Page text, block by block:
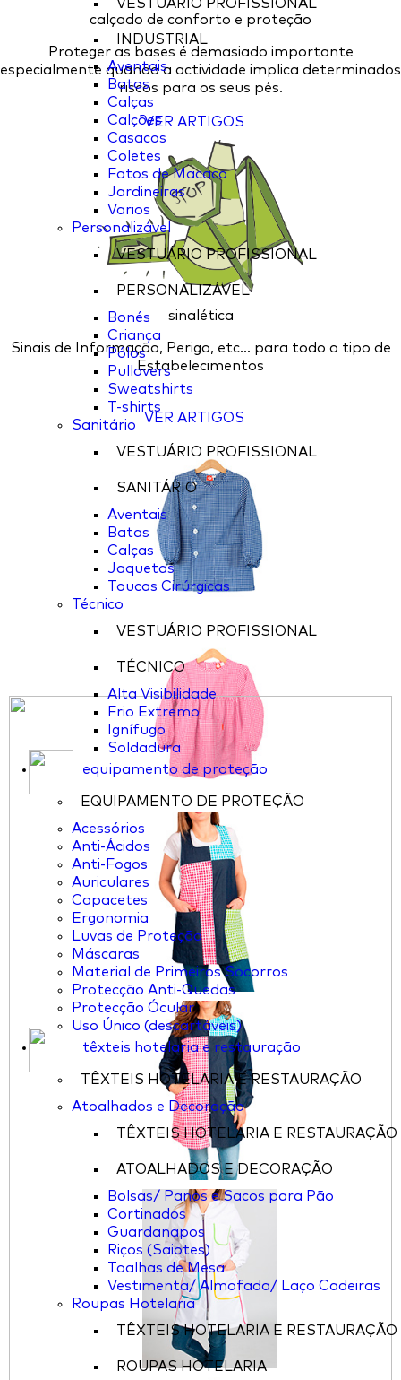
VESTUÁRIO PROFISSIONAL
INDUSTRIAL
Aventais
Batas
Calças
Calções
Casacos
Coletes
Fatos de Macaco
Jardineiras
Varios
Personalizável
VESTUÁRIO PROFISSIONAL
PERSONALIZÁVEL
Bonés
Criança
Pólos
Pullovers
Sweatshirts
T-shirts
Sanitário
VESTUÁRIO PROFISSIONAL
SANITÁRIO
Aventais
Batas
Calças
Jaquetas
Toucas Cirúrgicas
Técnico
VESTUÁRIO PROFISSIONAL
TÉCNICO
Alta Visibilidade
Frio Extremo
Ignífugo
Soldadura
equipamento de proteção
EQUIPAMENTO DE PROTEÇÃO
Acessórios
Anti-Ácidos
Anti-Fogos
Auriculares
Capacetes
Ergonomia
Luvas de Proteção
Máscaras
Material de Primeiros Socorros
Protecção Anti-Quedas
Protecção Ócular
Uso Único (descartáveis)
têxteis hotelaria e restauração
TÊXTEIS HOTELARIA E RESTAURAÇÃO
Atoalhados e Decoração
TÊXTEIS HOTELARIA E RESTAURAÇÃO
ATOALHADOS E DECORAÇÃO
Bolsas/ Panos e Sacos para Pão
Cortinados
Guardanapos
Riços (Saiotes)
Toalhas de Mesa
Vestimenta/ Almofada/ Laço Cadeiras
Roupas Hotelaria
TÊXTEIS HOTELARIA E RESTAURAÇÃO
ROUPAS HOTELARIA
calçado de conforto e proteção
Proteger as bases é demasiado importante
especialmente quando a actividade implica determinados
riscos para os seus pés.
VER ARTIGOS
sinalética
Sinais de Informação, Perigo, etc... para todo o tipo de
Estabelecimentos
VER ARTIGOS